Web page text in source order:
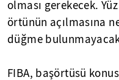
olması gerekecek.
örtünün açılmasına
düğme
FIBA, başörtüsü